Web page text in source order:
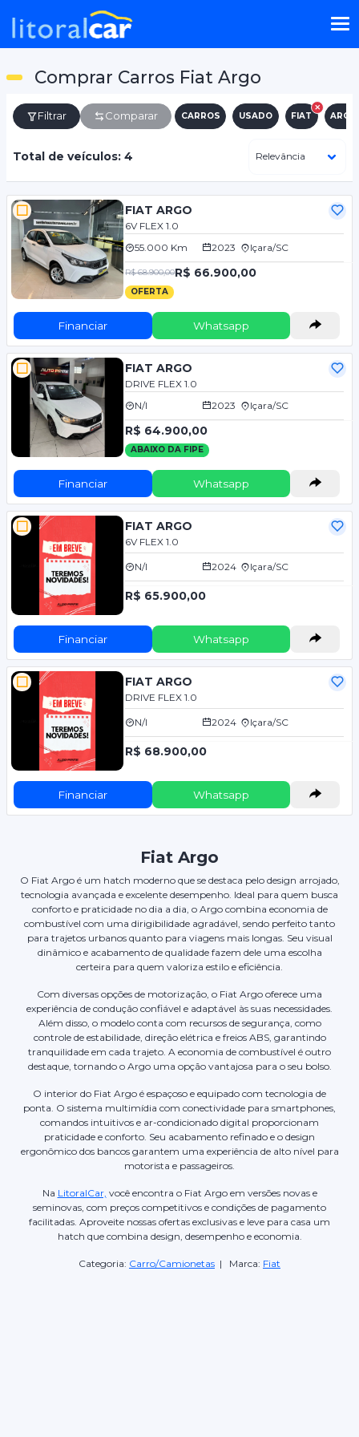
Comprar Carros Fiat Argo
Filtrar Comparar CARROS USADO FIAT ARGO
Total de veículos: 4
FIAT ARGO
6V FLEX 1.0
55.000 Km
2023 Içara/SC
R$ 68.900,00R$ 66.900,00
OFERTA
Financiar Whatsapp
FIAT ARGO
DRIVE FLEX 1.0
N/I
2023 Içara/SC
R$ 64.900,00
ABAIXO DA FIPE
Financiar Whatsapp
FIAT ARGO
6V FLEX 1.0
N/I 2024 Içara/SC
R$ 65.900,00
Financiar Whatsapp
FIAT ARGO
DRIVE FLEX 1.0
N/I 2024 Içara/SC
R$ 68.900,00
Financiar Whatsapp
Fiat Argo
O Fiat Argo é um hatch moderno que se destaca pelo design arrojado,
tecnologia avançada e excelente desempenho. Ideal para quem busca
conforto e praticidade no dia a dia, o Argo combina economia de
combustível com uma dirigibilidade agradável, sendo perfeito tanto
para trajetos urbanos quanto para viagens mais longas. Seu visual
dinâmico e acabamento de qualidade fazem dele uma escolha
certeira para quem valoriza estilo e eficiência.
Com diversas opções de motorização, o Fiat Argo oferece uma
experiência de condução confiável e adaptável às suas necessidades.
Além disso, o modelo conta com recursos de segurança, como
controle de estabilidade, direção elétrica e freios ABS, garantindo
tranquilidade em cada trajeto. A economia de combustível é outro
destaque, tornando o Argo uma opção vantajosa para o seu bolso.
O interior do Fiat Argo é espaçoso e equipado com tecnologia de
ponta. O sistema multimídia com conectividade para smartphones,
comandos intuitivos e ar-condicionado digital proporcionam
praticidade e conforto. Seu acabamento refinado e o design
ergonômico dos bancos garantem uma experiência de alto nível para
motorista e passageiros.
Na LitoralCar, você encontra o Fiat Argo em versões novas e
seminovas, com preços competitivos e condições de pagamento
facilitadas. Aproveite nossas ofertas exclusivas e leve para casa um
hatch que combina design, desempenho e economia.
Categoria: Carro/Camionetas | Marca: Fiat